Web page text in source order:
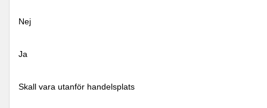
Nej
Ja
Skall vara utanför handelsplats